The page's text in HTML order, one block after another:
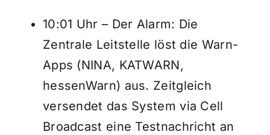
10:01 Uhr – Der Alarm: Die
Zentrale Leitstelle löst die Warn-
Apps (NINA, KATWARN,
hessenWarn) aus. Zeitgleich
versendet das System via Cell
Broadcast eine Testnachricht an